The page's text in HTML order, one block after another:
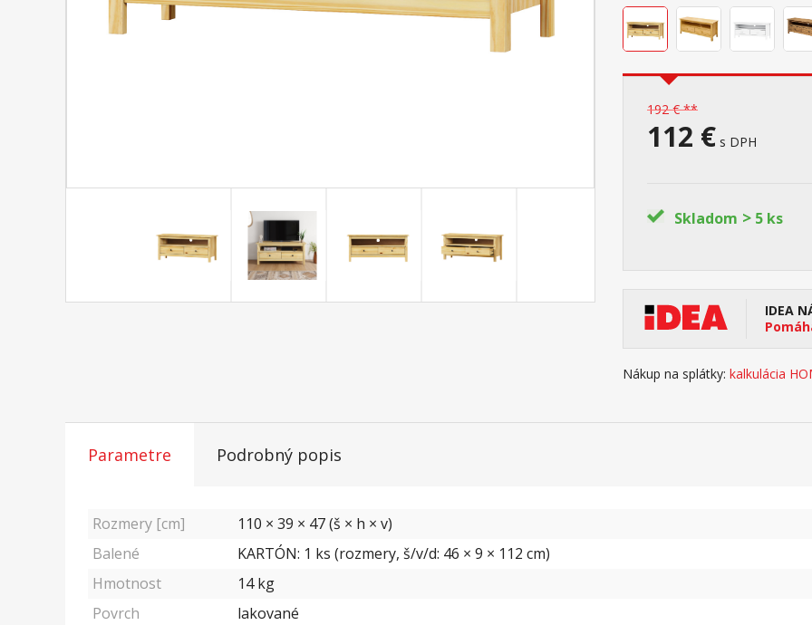
192 € **
112 € s DPH
Skladom > 5 ks
IDEA
Nákup na splátky: kalkulácia
Parametre Podrobný popis
Rozmery [cm]
110 × 39 × 47 (š × h × v)
Balené
KARTÓN: 1 ks (rozmery, š/v/d: 46 × 9 × 112 cm)
Hmotnost
14kg
Povrch
lakované